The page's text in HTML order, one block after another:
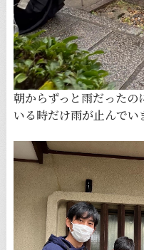
朝からずっと雨だったの
いる時だけ雨が止んでい